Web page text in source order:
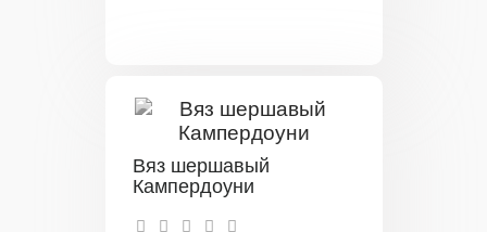
Вяз шершавый
Кампердоуни